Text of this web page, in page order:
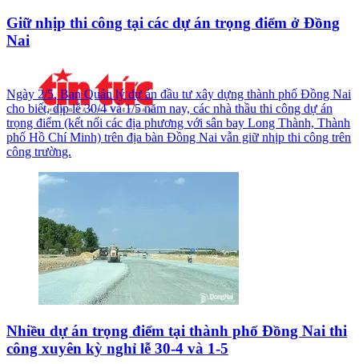
Giữ nhịp thi công tại các dự án trọng điểm ở Đồng
Nai
Ngày 2/5, Ban Quản lý dự án đầu tư xây dựng thành phố Đồng Nai
cho biết, dịp lễ 30/4 và 1/5 năm nay, các nhà thầu thi công dự án
trọng điểm (kết nối các địa phương với sân bay Long Thành, Thành
phố Hồ Chí Minh) trên địa bàn Đồng Nai vẫn giữ nhịp thi công trên
công trường.
Nhiều dự án trọng điểm tại thành phố Đồng Nai thi
công xuyên kỳ nghỉ lễ 30-4 và 1-5